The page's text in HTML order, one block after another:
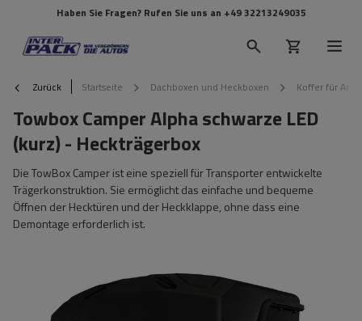
Haben Sie Fragen? Rufen Sie uns an +49 32213249035
Zurück Startseite Dachboxen und Heckboxen Koffer für
Towbox Camper Alpha schwarze LED
(kurz) - Heckträgerbox
Die TowBox Camper ist eine speziell für Transporter entwickelte
Trägerkonstruktion. Sie ermöglicht das einfache und bequeme
Öffnen der Hecktüren und der Heckklappe, ohne dass eine
Demontage erforderlich ist.